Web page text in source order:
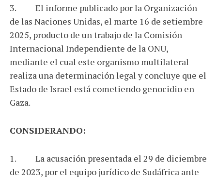
3. El informe publicado por la Organización
de las Naciones Unidas, el marte 16 de setiembre
2025, producto de un trabajo de la Comisión
Internacional Independiente de la ONU,
mediante el cual este organismo multilateral
realiza una determinación legal y concluye que el
Estado de Israel está cometiendo genocidio en
Gaza.
CONSIDERANDO:
1. La acusación presentada el 29 de diciembre
de 2023, por el equipo jurídico de Sudáfrica ante